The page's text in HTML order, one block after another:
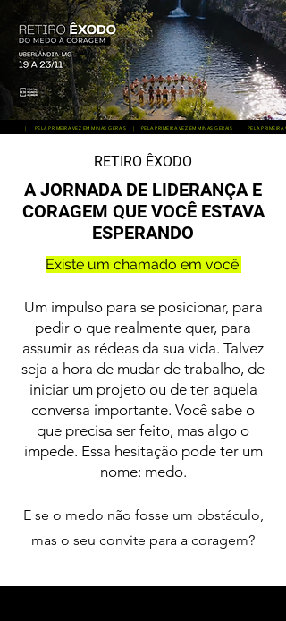
| PELA PRIMEIRA VEZ EM MINAS GERAIS | PELA PRIMEIRA VEZ EM MINAS GERAIS | PELA
RETIRO ÊXODO
A JORNADA DE LIDERANÇA E
CORAGEM QUE VOCÊ ESTAVA
ESPERANDO
Existe um chamado em você.
Um impulso para se posicionar, para
pedir o que realmente quer, para
assumir as rédeas da sua vida. Talvez
seja a hora de mudar de trabalho, de
iniciar um projeto ou de ter aquela
conversa importante. Você sabe o
que precisa ser feito, mas algo o
impede. Essa hesitação pode ter um
nome: medo.
E se o medo não fosse um obstáculo,
mas o seu convite para a coragem?